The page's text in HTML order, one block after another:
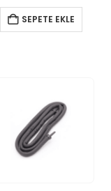
SEPETE EKLE